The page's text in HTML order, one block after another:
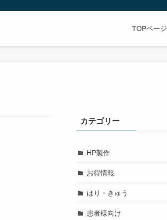
TOPページ
カテゴリー
HP製作
お得情報
はり・きゅう
患者様向け